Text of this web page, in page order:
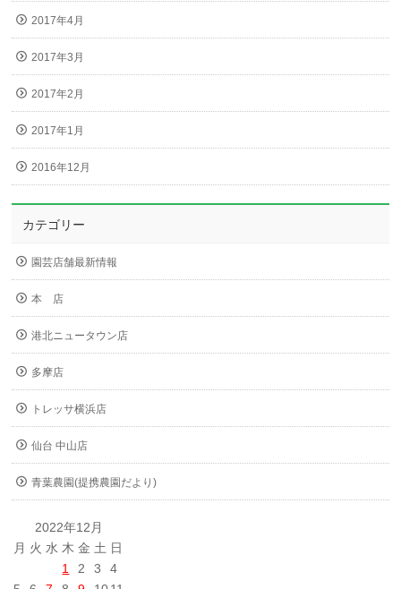
2017年4月
2017年3月
2017年2月
2017年1月
2016年12月
カテゴリー
園芸店舗最新情報
本 店
港北ニュータウン店
多摩店
トレッサ横浜店
仙台 中山店
青葉農園(提携農園だより)
2022年12月
月 火 水 木 金 土 日
1
2 3
4